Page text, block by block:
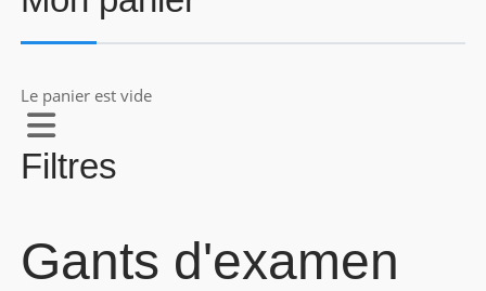
Le panier est vide
Filtres
Gants d'examen